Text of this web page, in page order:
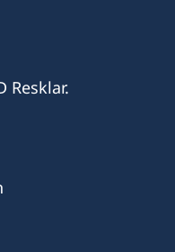
Resklar.